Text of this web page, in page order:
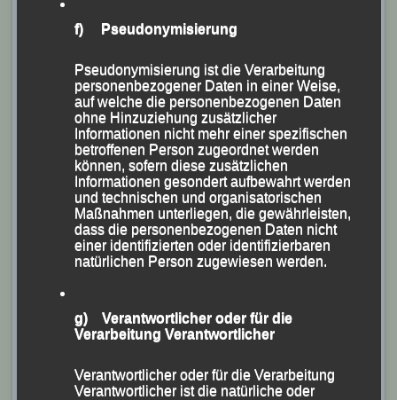
Richard Friedrich bei der
„Night oft he 5000s“
„Foot Lane Stadion“
der Hauptstadt Saint
Peter Port über die
Bühne ging, die
Silbermedaille über
5.000 m.
Richard Friedrich,
mit mehreren
Deutschen und Bayerischen Meistertiteln und 2011
Sieger des München Marathons erfolgreiches
Ausdauerass der LG Passau, lebt mit seiner Ehefrau
Ulrike Maisch, der Marathon-Europameisterin von
2006, und den beiden gemeinsamen Söhnen Emil und
Fluglotse tätig ist.
f) Pseudonymisierung
Pseudonymisierung ist die Verarbeitung
personenbezogener Daten in einer Weise,
auf welche die personenbezogenen Daten
ohne Hinzuziehung zusätzlicher
Informationen nicht mehr einer spezifischen
betroffenen Person zugeordnet werden
können, sofern diese zusätzlichen
Informationen gesondert aufbewahrt werden
und technischen und organisatorischen
Maßnahmen unterliegen, die gewährleisten,
dass die personenbezogenen Daten nicht
einer identifizierten oder identifizierbaren
natürlichen Person zugewiesen werden.
g) Verantwortlicher oder für die
Verarbeitung Verantwortlicher
Verantwortlicher oder für die Verarbeitung
Verantwortlicher ist die natürliche oder